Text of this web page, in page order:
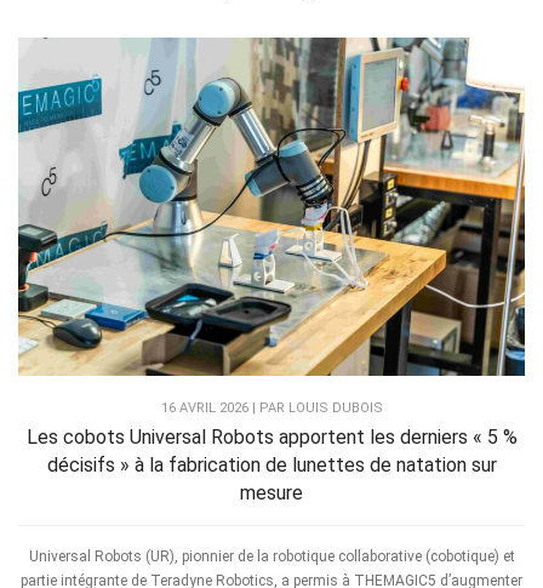
16 AVRIL 2026 | PAR LOUIS DUBOIS
Les cobots Universal Robots apportent les derniers « 5 %
décisifs » à la fabrication de lunettes de natation sur
mesure
Universal Robots (UR), pionnier de la robotique collaborative (cobotique) et
partie intégrante de Teradyne Robotics, a permis à THEMAGIC5 d’augmenter